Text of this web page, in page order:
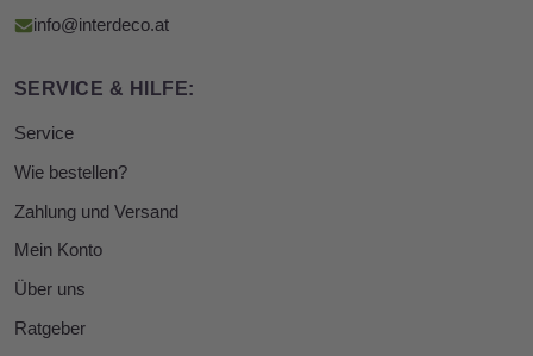
info@interdeco.at
SERVICE & HILFE:
Service
Wie bestellen?
Zahlung und Versand
Mein Konto
Über uns
Ratgeber